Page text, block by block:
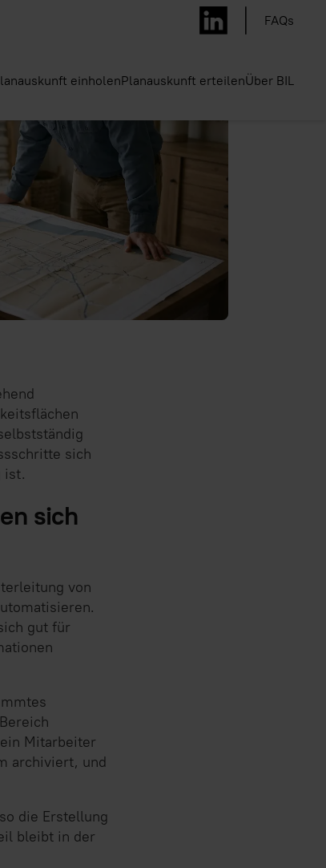
FAQs
einholenPlanauskunft erteilenÜber BIL
sich
ist.
sich
von
gut für
Mitarbeiter
archiviert, und
die Erstellung
bleibt in der